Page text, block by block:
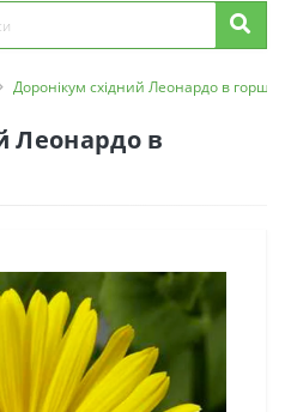
Доронікум східний Леонардо в
Леонардо в